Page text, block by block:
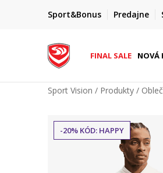
Sport&Bonus Predajne
FINAL
+ extra
FINAL SALE NOVÁ
Sport Vision Produkty
-20% KÓD: HAPPY